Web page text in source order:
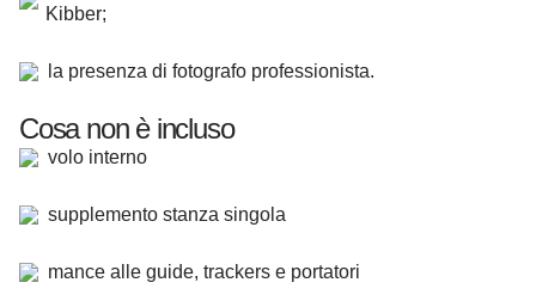
Kibber;
la presenza di fotografo professionista.
Cosa non è incluso
volo interno
supplemento stanza singola
mance alle guide, trackers e portatori